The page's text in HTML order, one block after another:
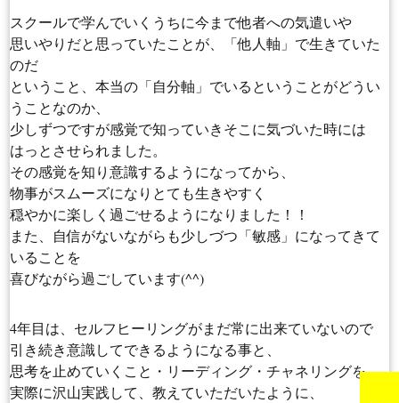
スクールで学んでいくうちに今まで他者への気遣いや
思いやりだと思っていたことが、「他人軸」で生きていた
のだ
ということ、本当の「自分軸」でいるということがどうい
うことなのか、
少しずつですが感覚で知っていきそこに気づいた時には
はっとさせられました。
その感覚を知り意識するようになってから、
物事がスムーズになりとても生きやすく
穏やかに楽しく過ごせるようになりました！！
また、自信がないながらも少しづつ「敏感」になってきて
いることを
喜びながら過ごしています(^^)
4年目は、セルフヒーリングがまだ常に出来ていないので
引き続き意識してできるようになる事と、
思考を止めていくこと・リーディング・チャネリングを
実際に沢山実践して、教えていただいたように、